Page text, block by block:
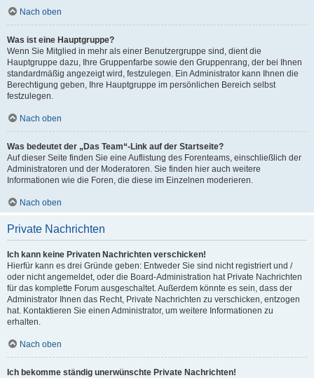
Nach oben
Was ist eine Hauptgruppe?
Wenn Sie Mitglied in mehr als einer Benutzergruppe sind, dient die
Hauptgruppe dazu, Ihre Gruppenfarbe sowie den Gruppenrang, der bei Ihnen
standardmäßig angezeigt wird, festzulegen. Ein Administrator kann Ihnen die
Berechtigung geben, Ihre Hauptgruppe im persönlichen Bereich selbst
festzulegen.
Nach oben
Was bedeutet der „Das Team“-Link auf der Startseite?
Auf dieser Seite finden Sie eine Auflistung des Forenteams, einschließlich der
Administratoren und der Moderatoren. Sie finden hier auch weitere
Informationen wie die Foren, die diese im Einzelnen moderieren.
Nach oben
Private Nachrichten
Ich kann keine Privaten Nachrichten verschicken!
Hierfür kann es drei Gründe geben: Entweder Sie sind nicht registriert und /
oder nicht angemeldet, oder die Board-Administration hat Private Nachrichten
für das komplette Forum ausgeschaltet. Außerdem könnte es sein, dass der
Administrator Ihnen das Recht, Private Nachrichten zu verschicken, entzogen
hat. Kontaktieren Sie einen Administrator, um weitere Informationen zu
erhalten.
Nach oben
Ich bekomme ständig unerwünschte Private Nachrichten!